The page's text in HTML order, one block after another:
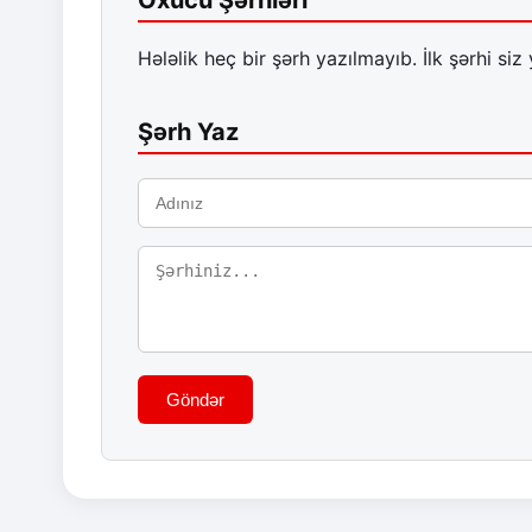
Hələlik heç bir şərh yazılmayıb. İlk şərhi siz
Şərh Yaz
Göndər